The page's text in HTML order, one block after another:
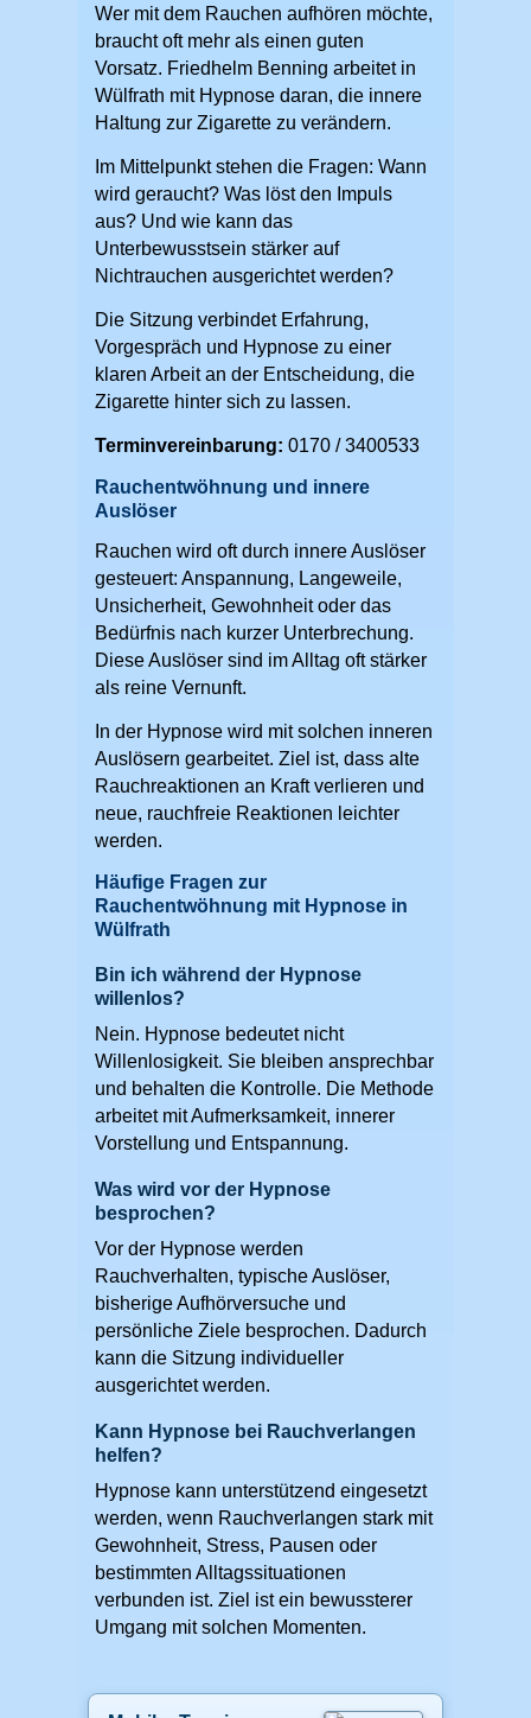
Wer mit dem Rauchen aufhören möchte,
braucht oft mehr als einen guten
Vorsatz. Friedhelm Benning arbeitet in
Wülfrath mit Hypnose daran, die innere
Haltung zur Zigarette zu verändern.
Im Mittelpunkt stehen die Fragen: Wann
wird geraucht? Was löst den Impuls
aus? Und wie kann das
Unterbewusstsein stärker auf
Nichtrauchen ausgerichtet werden?
Die Sitzung verbindet Erfahrung,
Vorgespräch und Hypnose zu einer
klaren Arbeit an der Entscheidung, die
Zigarette hinter sich zu lassen.
Terminvereinbarung: 0170 / 3400533
Rauchentwöhnung und innere
Auslöser
Rauchen wird oft durch innere Auslöser
gesteuert: Anspannung, Langeweile,
Unsicherheit, Gewohnheit oder das
Bedürfnis nach kurzer Unterbrechung.
Diese Auslöser sind im Alltag oft stärker
als reine Vernunft.
In der Hypnose wird mit solchen inneren
Auslösern gearbeitet. Ziel ist, dass alte
Rauchreaktionen an Kraft verlieren und
neue, rauchfreie Reaktionen leichter
werden.
Häufige Fragen zur
Rauchentwöhnung mit Hypnose in
Wülfrath
Bin ich während der Hypnose
willenlos?
Nein. Hypnose bedeutet nicht
Willenlosigkeit. Sie bleiben ansprechbar
und behalten die Kontrolle. Die Methode
arbeitet mit Aufmerksamkeit, innerer
Vorstellung und Entspannung.
Was wird vor der Hypnose
besprochen?
Vor der Hypnose werden
Rauchverhalten, typische Auslöser,
bisherige Aufhörversuche und
persönliche Ziele besprochen. Dadurch
kann die Sitzung individueller
ausgerichtet werden.
Kann Hypnose bei Rauchverlangen
helfen?
Hypnose kann unterstützend eingesetzt
werden, wenn Rauchverlangen stark mit
Gewohnheit, Stress, Pausen oder
bestimmten Alltagssituationen
verbunden ist. Ziel ist ein bewussterer
Umgang mit solchen Momenten.